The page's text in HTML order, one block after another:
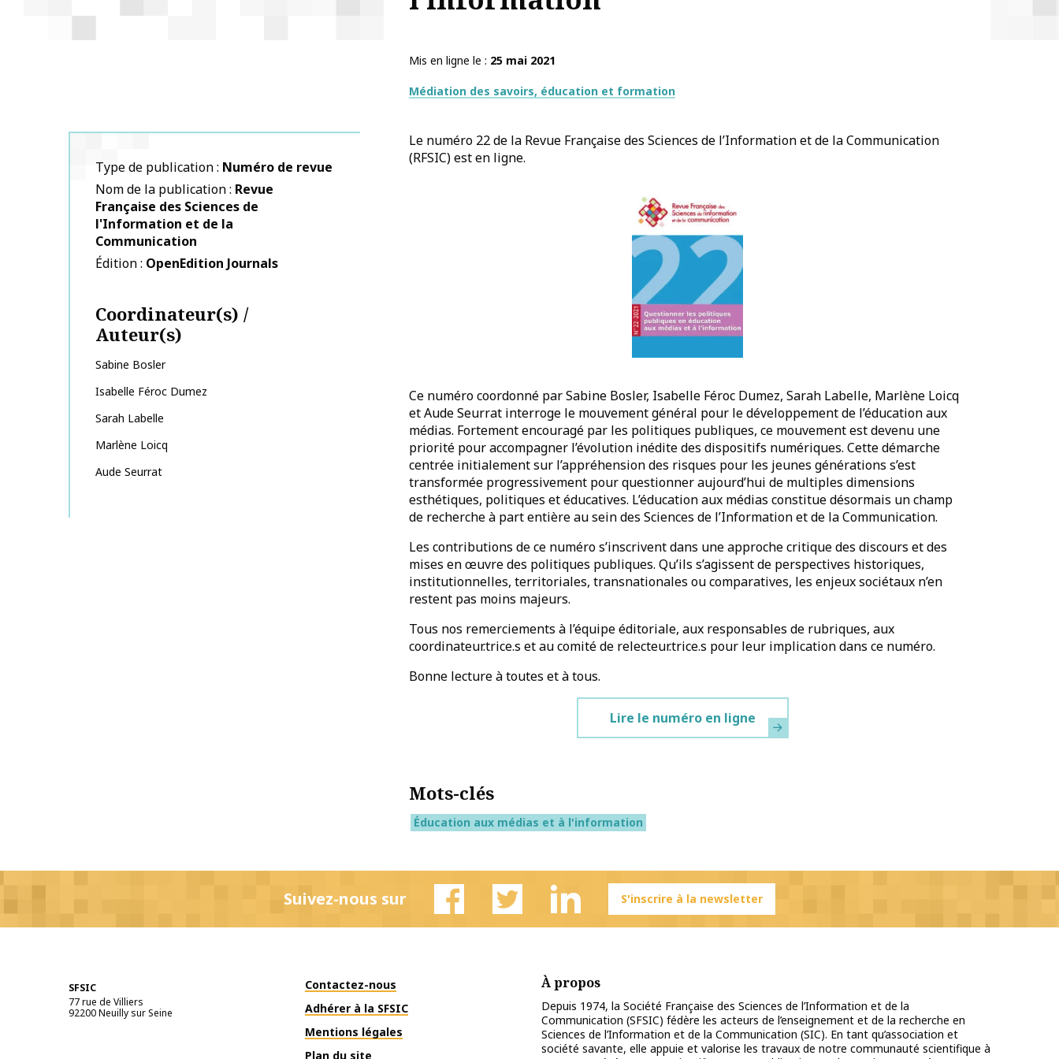
Mis en ligne le
25 mai 2021
Thématiques
Médiation des savoirs, éducation et formation
Type de publication Numéro de revue
Nom de la publication Revue
Française des Sciences de
l'Information et de la
Communication
Édition OpenEdition Journals
Coordinateur(s) /
Auteur(s)
Sabine Bosler
Isabelle Féroc Dumez
Sarah Labelle
Marlène Loicq
Aude Seurrat
Le numéro 22 de la Revue Française des Sciences de l’Information et de la Communication
(RFSIC) est en ligne.
Ce numéro coordonné par Sabine Bosler, Isabelle Féroc Dumez, Sarah Labelle, Marlène Loicq
et Aude Seurrat interroge le mouvement général pour le développement de l’éducation aux
médias. Fortement encouragé par les politiques publiques, ce mouvement est devenu une
priorité pour accompagner l’évolution inédite des dispositifs numériques. Cette démarche
centrée initialement sur l’appréhension des risques pour les jeunes générations s’est
transformée progressivement pour questionner aujourd’hui de multiples dimensions
esthétiques, politiques et éducatives. L’éducation aux médias constitue désormais un champ
de recherche à part entière au sein des Sciences de l’Information et de la Communication.
Les contributions de ce numéro s’inscrivent dans une approche critique des discours et des
mises en œuvre des politiques publiques. Qu’ils s’agissent de perspectives historiques,
institutionnelles, territoriales, transnationales ou comparatives, les enjeux sociétaux n’en
restent pas moins majeurs.
Tous nos remerciements à l’équipe éditoriale, aux responsables de rubriques, aux
coordinateur.trice.s et au comité de relecteur.trice.s pour leur implication dans ce numéro.
Bonne lecture à toutes et à tous.
Lire le numéro en ligne
Mots-clés
Éducation aux médias et à l'information
Suivez-nous sur S'inscrire à la newsletter
SFSIC
77 rue de Villiers
92200Neuilly sur Seine
Contactez-nous
Adhérer à la SFSIC
Mentions légales
Plan du site
À propos
Depuis 1974, la Société Française des Sciences de l’Information et de la
Communication (SFSIC) fédère les acteurs de l’enseignement et de la recherche en
Sciences de l’Information et de la Communication (SIC). En tant qu’association et
société savante, elle appuie et valorise les travaux de notre communauté scientifique à